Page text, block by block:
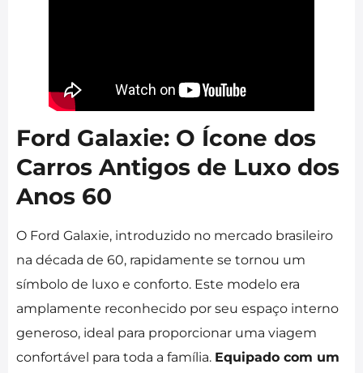
Ford Galaxie: O Ícone dos
Carros Antigos de Luxo dos
Anos 60
O Ford Galaxie, introduzido no mercado brasileiro
na década de 60, rapidamente se tornou um
símbolo de luxo e conforto. Este modelo era
amplamente reconhecido por seu espaço interno
generoso, ideal para proporcionar uma viagem
confortável para toda a família. Equipado com um